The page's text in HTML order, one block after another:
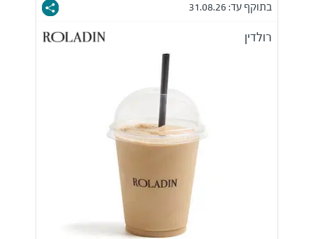
בתוקף עד: 31.08.26
רולדין